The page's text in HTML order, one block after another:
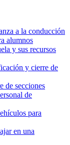
a la conducción
alumnos
y sus recursos
y cierre de
de secciones
de
para
en una